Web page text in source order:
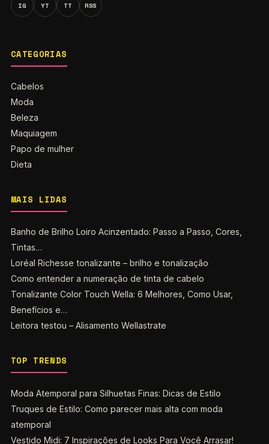
IG YT TT RSS
CATEGORIAS
Cabelos
Moda
Beleza
Maquiagem
Papo de mulher
Dieta
MAIS LIDAS
Banho de Brilho Loiro Acinzentado: Passo a Passo, Cores,
Tintas…
Loréal Richesse tonalizante – brilho e tonalização
Como entender a numeração de tinta de cabelo
Tonalizante Color Touch Wella: 6 Melhores, Como Usar,
Benefícios e…
Leitora testou – Alisamento Wellastrate
TOP TRENDS
Moda Atemporal para Silhuetas Finas: Dicas de Estilo
Truques de Estilo: Como parecer mais alta com moda
atemporal
Vestido Midi: 7 Inspirações de Looks Para Você Arrasar!